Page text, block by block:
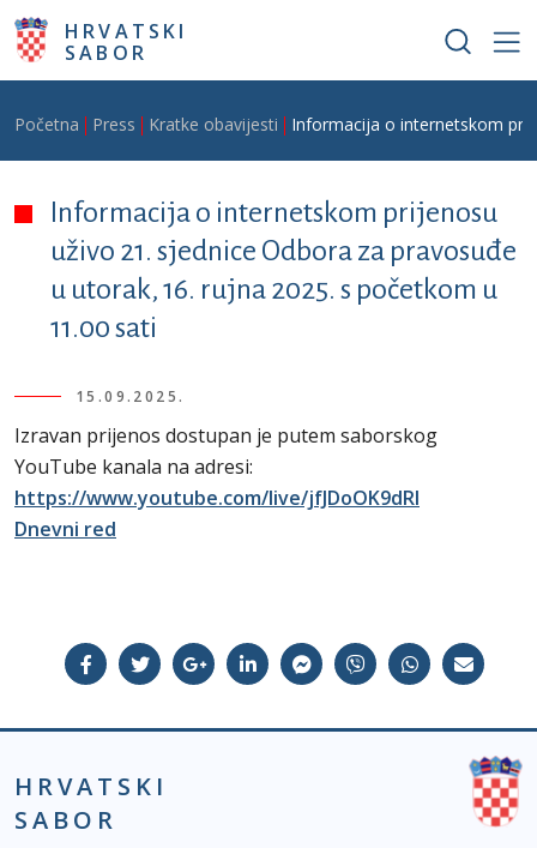
Skoči na glavni sadržaj
HRVATSKI
SABOR
Breadcrumb
Početna Press Kratke obavijesti Informacija o internetskom
Informacija o internetskom prijenosu
uživo 21. sjednice Odbora za pravosuđe
u utorak, 16. rujna 2025. s početkom u
11.00 sati
15.09.2025.
Izravan prijenos dostupan je putem saborskog
YouTube kanala na adresi:
https://www.youtube.com/live/jfJDoOK9dRI
Dnevni red
HRVATSKI
SABOR